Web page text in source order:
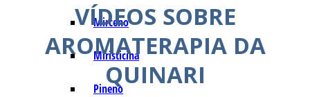
Mirceno
Miristicina
Pineno
VÍDEOS SOBRE
AROMATERAPIA DA
QUINARI